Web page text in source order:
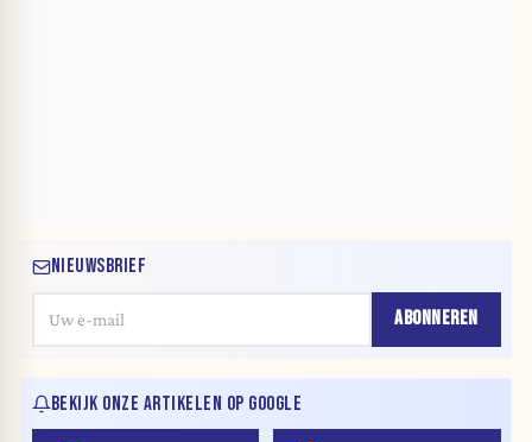
NIEUWSBRIEF
ABONNEREN
BEKIJK ONZE ARTIKELEN OP GOOGLE